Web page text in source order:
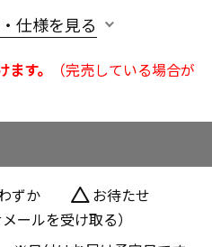
仕様を見る
す。
（完売している場合が
ずか
お待たせ
ールを受け取る）